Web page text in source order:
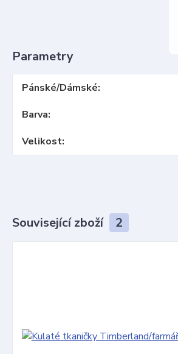
Parametry
Pánské/Dámské
Barva
Velikost
Související zboží 2